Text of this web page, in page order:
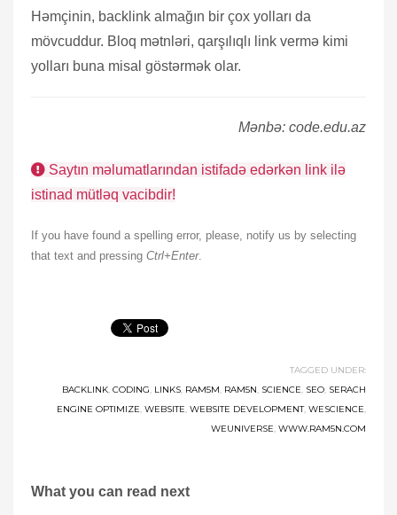
Həmçinin, backlink almağın bir çox yolları da
mövcuddur. Bloq mətnləri, qarşılıqlı link vermə kimi
yolları buna misal göstərmək olar.
Mənbə: code.edu.az
Saytın məlumatlarından istifadə edərkən link ilə
istinad mütləq vacibdir!
If you have found a spelling error, please, notify us by selecting
that text and pressing Ctrl+Enter.
TAGGED UNDER:
BACKLINK CODING LINKS RAM5M RAM5N SCIENCE SEO SERACH
ENGINE OPTIMIZE WEBSITE WEBSITE DEVELOPMENT, WESCIENCE
WEUNIVERSE WWW.RAM5N.COM
What you can read next